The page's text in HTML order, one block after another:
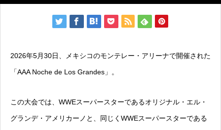
2026年5月30日、メキシコのモンテレー・アリーナで開催された
「AAA Noche de Los Grandes」。
この大会では、WWEスーパースターであるオリジナル・エル・
グランデ・アメリカーノと、同じくWWEスーパースターである